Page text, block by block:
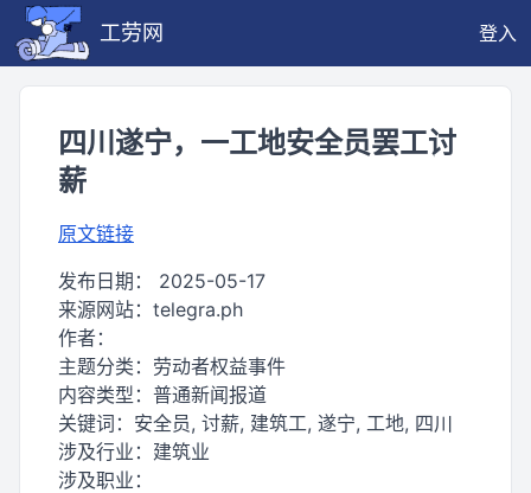
工劳网 登入
四川遂宁，一工地安全员罢工讨
薪
原文链接
发布日期： 2025-05-17
来源网站： telegra.ph
作者：
主题分类： 劳动者权益事件
内容类型： 普通新闻报道
关键词： 安全员, 讨薪, 建筑工, 遂宁, 工地, 四川
涉及行业： 建筑业
涉及职业：